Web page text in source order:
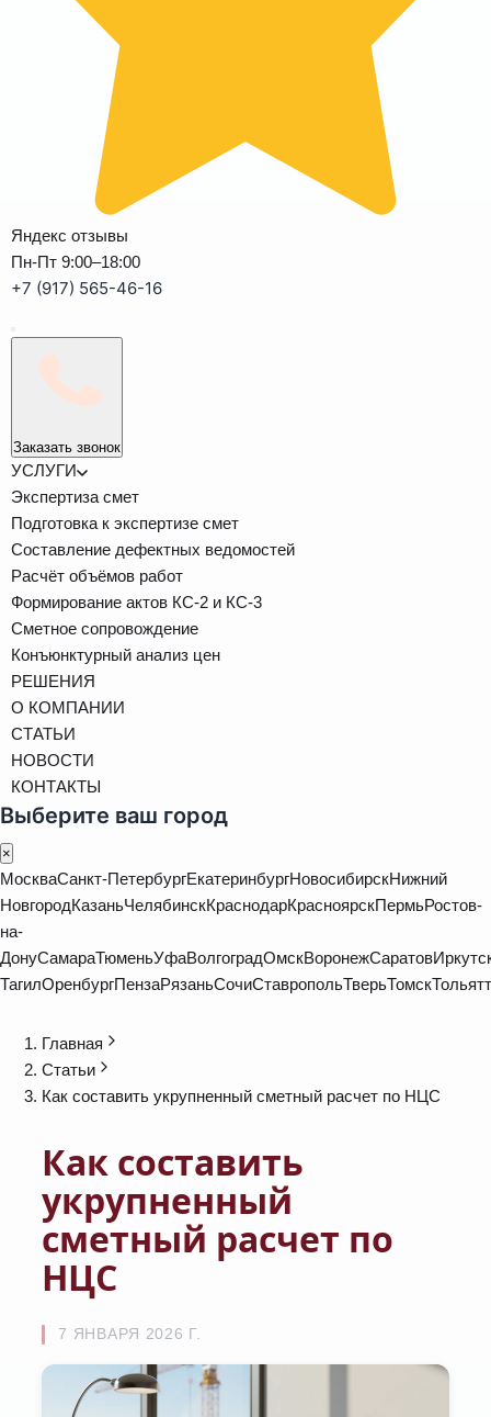
Яндекс отзывы
Пн-Пт 9:00–18:00
+7 (917) 565-46-16
Заказать звонок
УСЛУГИ
Экспертиза смет
Подготовка к экспертизе смет
Составление дефектных ведомостей
Расчёт объёмов работ
Формирование актов КС-2 и КС-3
Сметное сопровождение
Конъюнктурный анализ цен
РЕШЕНИЯ
О КОМПАНИИ
СТАТЬИ
НОВОСТИ
КОНТАКТЫ
Выберите ваш город
×
МоскваСанкт-ПетербургЕкатеринбургНовосибирскНижний
НовгородКазаньЧелябинскКраснодарКрасноярскПермьРостов-
на-
ДонуСамараТюменьУфаВолгоградОмскВоронежСаратов
ТагилОренбургПензаРязаньСочиСтавропольТверьТомск
Главная
Статьи
Как составить укрупненный сметный расчет по НЦС
Как составить
укрупненный
сметный расчет по
НЦС
7 ЯНВАРЯ 2026 Г.